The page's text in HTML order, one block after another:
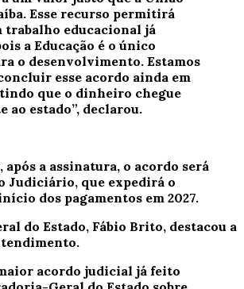
Esse recurso permitirá
trabalho educacional já
a Educação é o único
o desenvolvimento. Estamos
esse acordo ainda em
que o dinheiro chegue
ao estado”, declarou.
a assinatura, o acordo será
Judiciário, que expedirá o
dos pagamentos em 2027.
do Estado, Fábio Brito, destacou a
acordo judicial já feito